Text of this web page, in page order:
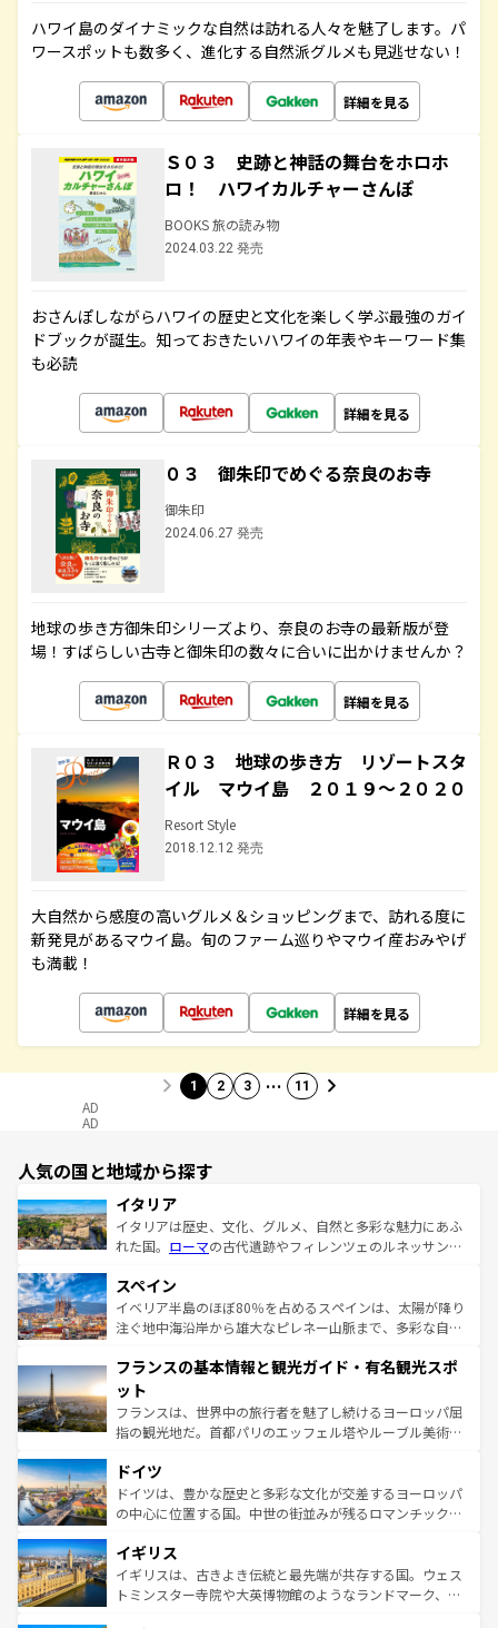
ハワイ島のダイナミックな自然は訪れる人々を魅了します。パ
ワースポットも数多く、進化する自然派グルメも見逃せない！
詳細を見る
Ｓ０３ 史跡と神話の舞台をホロホ
ロ！ ハワイカルチャーさんぽ
BOOKS 旅の読み物
2024.03.22 発売
おさんぽしながらハワイの歴史と文化を楽しく学ぶ最強のガイ
ドブックが誕生。知っておきたいハワイの年表やキーワード集
も必読
詳細を見る
０３ 御朱印でめぐる奈良のお寺
御朱印
2024.06.27 発売
地球の歩き方御朱印シリーズより、奈良のお寺の最新版が登
場！すばらしい古寺と御朱印の数々に合いに出かけませんか？
詳細を見る
Ｒ０３ 地球の歩き方 リゾートスタ
イル マウイ島 ２０１９～２０２０
Resort Style
2018.12.12 発売
大自然から感度の高いグルメ＆ショッピングまで、訪れる度に
新発見があるマウイ島。旬のファーム巡りやマウイ産おみやげ
も満載！
詳細を見る
1 2 3 … 11
AD
AD
人気の国と地域から探す
イタリア
イタリアは歴史、文化、グルメ、自然と多彩な魅力にあふ
れた国。 ローマの古代遺跡やフィレンツェのルネッサンス
ろん、トスカーナの美しい田園風景やアマルフィ海岸の絶
景など、自然景観も見逃せない。観光の合間には、本場の
ピザやパスタなど、絶品のイタリア料理を堪能することも
ませてくれるイタリアで、忘れられない旅をしてみよう！
なお、新着のイタリア情報は
しい。
スペイン
イベリア半島のほぼ80％を占めるスペインは、太陽が降り
注ぐ地中海沿岸から雄大なピレネー山脈まで、多彩な自然
文化が根付くこの国では、情熱的なフラメンコ、熱気あふ
れる闘牛、そして美味しいタパスが生活の一部となってい
る。首都マドリードの洗練された雰囲気や、バルセロナの
アートに溢れた街角から、地方では古代ローマ遺跡や中世
せる。地方によって風土や気候が異なるスペインはその個
性で訪れる人を魅了する。 なお、新着のスペイン情報は コ
ンテンツ一覧を参照してほしい。
フランスの基本情報と観光ガイド・有名観光スポ
ット
フランスは、世界中の旅行者を魅了し続けるヨーロッパ屈
指の観光地だ。首都パリのエッフェル塔やルーブル美術館
で、幅広い魅力が詰まっている。華麗な宮殿、歴史的な大
聖堂、美しいビーチ、そして豊かな自然が、訪れる者を心
から魅了する。また、フランスは美食の国としても知ら
いる。シャンパンの発祥地であるランス、プロヴァンスの
香り高いラベンダー畑など、多彩な楽しみ方が可能だ。さ
らに、パリ以外の地域にも魅力が溢れており、どの街角に
ドイツ
ドイツは、豊かな歴史と多彩な文化が交差するヨーロッパ
の中心に位置する国。中世の街並みが残るロマンチック街
顔を持つこの国は、どこを歩いても飽きることがない。ベ
ルリンの文化的活気、バイエルン州のアルプスの絶景、そ
してライン川沿いのワイン畑といった風景は必見。ビール
イギリス
イギリスは、古きよき伝統と最先端が共存する国。ウェス
トミンスター寺院や大英博物館のようなランドマーク、歴